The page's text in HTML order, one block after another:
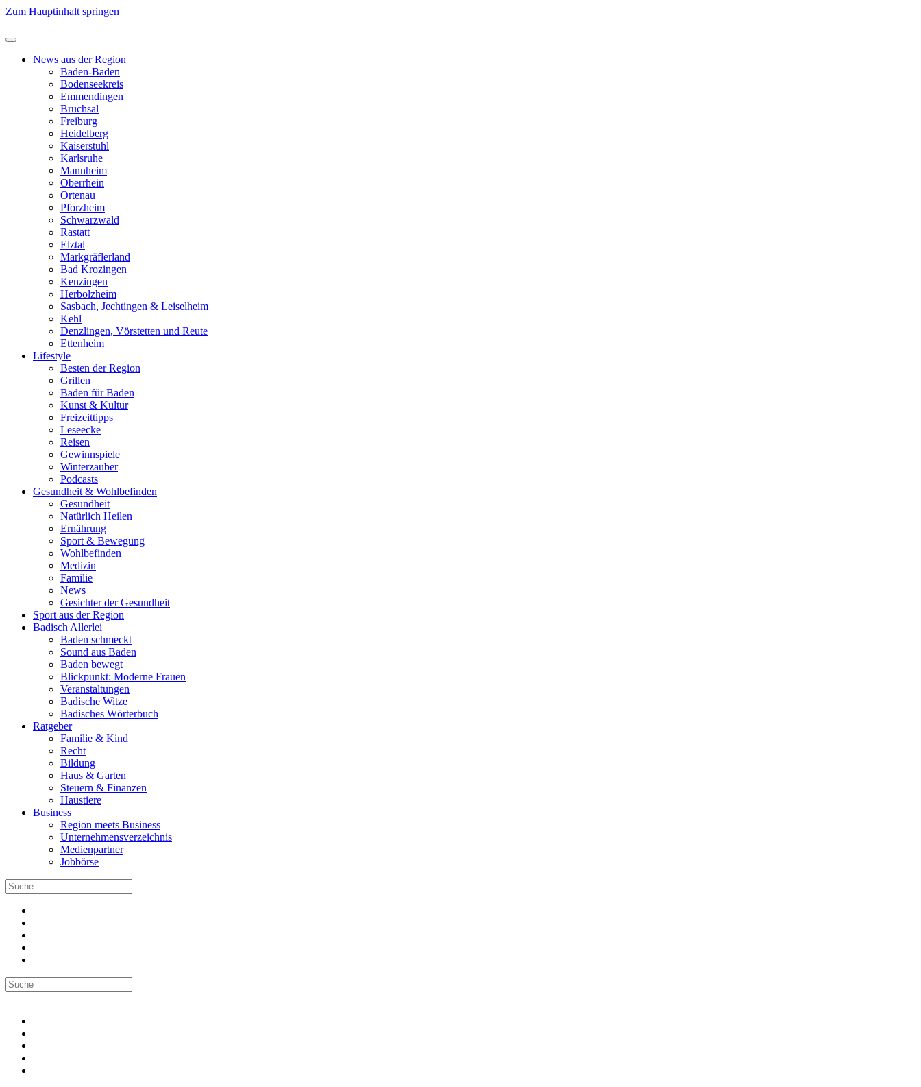
Zum Hauptinhalt springen
News aus der Region
Baden-Baden
Bodenseekreis
Emmendingen
Bruchsal
Freiburg
Heidelberg
Kaiserstuhl
Karlsruhe
Mannheim
Oberrhein
Ortenau
Pforzheim
Schwarzwald
Rastatt
Elztal
Markgräflerland
Bad Krozingen
Kenzingen
Herbolzheim
Sasbach, Jechtingen & Leiselheim
Kehl
Denzlingen, Vörstetten und Reute
Ettenheim
Lifestyle
Besten der Region
Grillen
Baden für Baden
Kunst & Kultur
Freizeittipps
Leseecke
Reisen
Gewinnspiele
Winterzauber
Podcasts
Gesundheit & Wohlbefinden
Gesundheit
Natürlich Heilen
Ernährung
Sport & Bewegung
Wohlbefinden
Medizin
Familie
News
Gesichter der Gesundheit
Sport aus der Region
Badisch Allerlei
Baden schmeckt
Sound aus Baden
Baden bewegt
Blickpunkt: Moderne Frauen
Veranstaltungen
Badische Witze
Badisches Wörterbuch
Ratgeber
Familie & Kind
Recht
Bildung
Haus & Garten
Steuern & Finanzen
Haustiere
Business
Region meets Business
Unternehmensverzeichnis
Medienpartner
Jobbörse